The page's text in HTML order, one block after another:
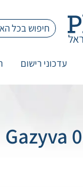
עדכוני רישום